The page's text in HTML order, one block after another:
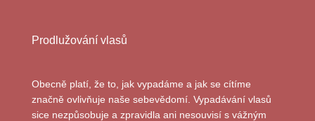
Prodlužování vlasů
Obecně platí, že to, jak vypadáme a jak se cítíme
značně ovlivňuje naše sebevědomí. Vypadávání vlasů
sice nezpůsobuje a zpravidla ani nesouvisí s vážným